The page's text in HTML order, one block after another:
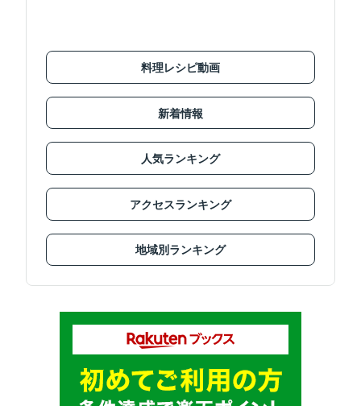
料理レシピ動画
新着情報
人気ランキング
アクセスランキング
地域別ランキング